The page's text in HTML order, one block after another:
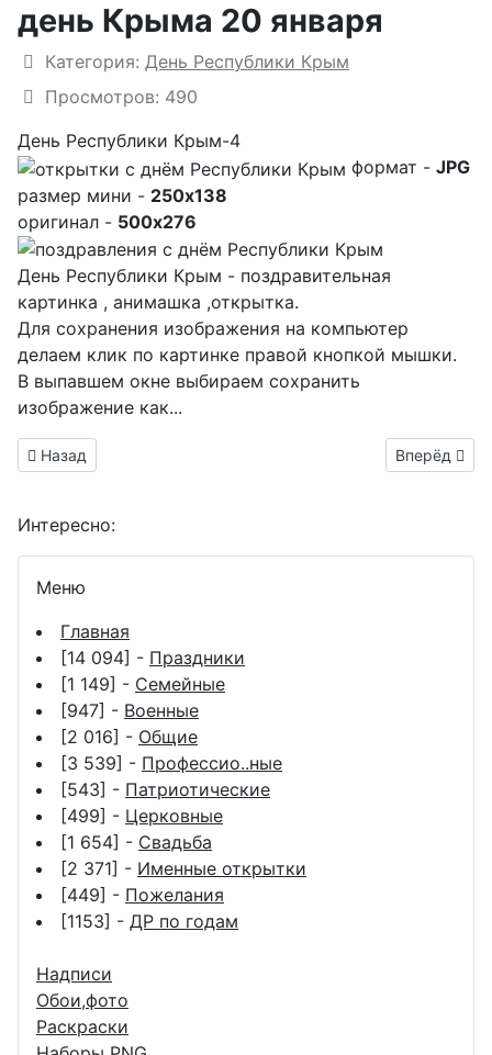
день Крыма 20 января
Подробности
Категория: День Республики Крым
Просмотров: 490
День Республики Крым-4
формат - JPG
размер мини - 250x138
оригинал - 500x276
День Республики Крым - поздравительная
картинка , анимашка ,открытка.
Для сохранения изображения на компьютер
делаем клик по картинке правой кнопкой мышки.
В выпавшем окне выбираем сохранить
изображение как...
Предыдущий материал: Крым Россия картинки
Назад Следующий
Вперёд
Интересно:
Меню
Главная
[14 094] - Праздники
[1 149] - Семейные
[947] - Военные
[2 016] - Общие
[3 539] - Профессио..ные
[543] - Патриотические
[499] - Церковные
[1 654] - Свадьба
[2 371] - Именные открытки
[449] - Пожелания
[1153] - ДР по годам
Надписи
Обои,фото
Раскраски